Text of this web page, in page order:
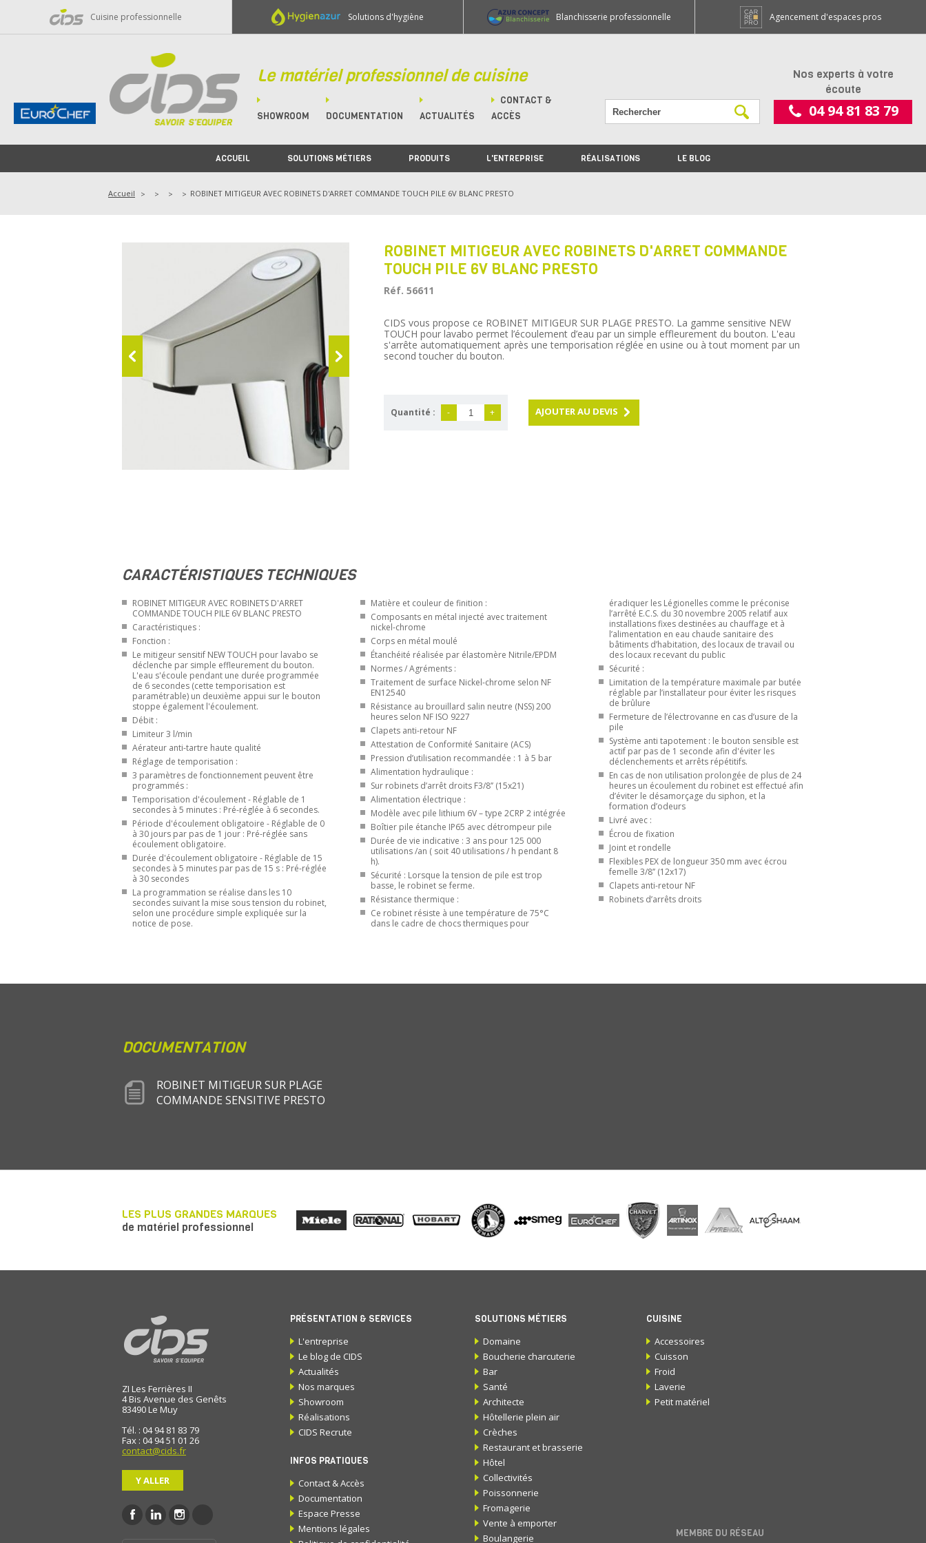
Cuisine professionnelle Solutions d'hygiène Blanchisserie professionnelle Agencement d'espaces pros
Le matériel professionnel de cuisine
SHOWROOM DOCUMENTATION ACTUALITÉS
CONTACT &
ACCÈS
Nos experts à votre
écoute
04 94 81 83 79
ACCUEIL SOLUTIONS MÉTIERS PRODUITS L'ENTREPRISE RÉALISATIONS LE BLOG
Accueil ROBINET MITIGEUR AVEC ROBINETS D'ARRET COMMANDE TOUCH PILE 6V BLANC PRESTO
ROBINET MITIGEUR AVEC ROBINETS D'ARRET COMMANDE
TOUCH PILE 6V BLANC PRESTO
Réf. 56611
CIDS vous propose ce ROBINET MITIGEUR SUR PLAGE PRESTO. La gamme sensitive NEW
TOUCH pour lavabo permet l’écoulement d’eau par un simple effleurement du bouton. L'eau
s'arrête automatiquement après une temporisation réglée en usine ou à tout moment par un
second toucher du bouton.
Quantité : - + AJOUTER AU DEVIS
CARACTÉRISTIQUES TECHNIQUES
ROBINET MITIGEUR AVEC ROBINETS D'ARRET
COMMANDE TOUCH PILE 6V BLANC PRESTO
Caractéristiques :
Fonction :
Le mitigeur sensitif NEW TOUCH pour lavabo se
déclenche par simple effleurement du bouton.
L'eau s'écoule pendant une durée programmée
de 6 secondes (cette temporisation est
paramétrable) un deuxième appui sur le bouton
stoppe également l'écoulement.
Débit :
Limiteur 3 l/min
Aérateur anti-tartre haute qualité
Réglage de temporisation :
3 paramètres de fonctionnement peuvent être
programmés :
Temporisation d'écoulement - Réglable de 1
secondes à 5 minutes : Pré-réglée à 6 secondes.
Période d'écoulement obligatoire - Réglable de 0
à 30 jours par pas de 1 jour : Pré-réglée sans
écoulement obligatoire.
Durée d'écoulement obligatoire - Réglable de 15
secondes à 5 minutes par pas de 15 s : Pré-réglée
à 30 secondes
La programmation se réalise dans les 10
secondes suivant la mise sous tension du robinet,
selon une procédure simple expliquée sur la
notice de pose.
Matière et couleur de finition :
Composants en métal injecté avec traitement
nickel-chrome
Corps en métal moulé
Étanchéité réalisée par élastomère Nitrile/EPDM
Normes / Agréments :
Traitement de surface Nickel-chrome selon NF
EN12540
Résistance au brouillard salin neutre (NSS) 200
heures selon NF ISO 9227
Clapets anti-retour NF
Attestation de Conformité Sanitaire (ACS)
Pression d’utilisation recommandée : 1 à 5 bar
Alimentation hydraulique :
Sur robinets d’arrêt droits F3/8’’ (15x21)
Alimentation électrique :
Modèle avec pile lithium 6V – type 2CRP 2 intégrée
Boîtier pile étanche IP65 avec détrompeur pile
Durée de vie indicative : 3 ans pour 125 000
utilisations /an ( soit 40 utilisations / h pendant 8
h).
Sécurité : Lorsque la tension de pile est trop
basse, le robinet se ferme.
Résistance thermique :
Ce robinet résiste à une température de 75°C
dans le cadre de chocs thermiques pour
éradiquer les Légionelles comme le préconise
l’arrêté E.C.S. du 30 novembre 2005 relatif aux
installations fixes destinées au chauffage et à
l’alimentation en eau chaude sanitaire des
bâtiments d’habitation, des locaux de travail ou
des locaux recevant du public
Sécurité :
Limitation de la température maximale par butée
réglable par l’installateur pour éviter les risques
de brûlure
Fermeture de l’électrovanne en cas d’usure de la
pile
Système anti tapotement : le bouton sensible est
actif par pas de 1 seconde afin d'éviter les
déclenchements et arrêts répétitifs.
En cas de non utilisation prolongée de plus de 24
heures un écoulement du robinet est effectué afin
d’éviter le désamorçage du siphon, et la
formation d’odeurs
Livré avec :
Écrou de fixation
Joint et rondelle
Flexibles PEX de longueur 350 mm avec écrou
femelle 3/8’’ (12x17)
Clapets anti-retour NF
Robinets d’arrêts droits
DOCUMENTATION
ROBINET MITIGEUR SUR PLAGE
COMMANDE SENSITIVE PRESTO
LES PLUS GRANDES MARQUES
de matériel professionnel
ZI Les Ferrières II
4 Bis Avenue des Genêts
83490Le Muy
Tél. : 04 94 81 83 79
Fax : 04 94 51 01 26
contact@cids.fr
Y ALLER
PRÉSENTATION & SERVICES
L'entreprise
Le blog de CIDS
Actualités
Nos marques
Showroom
Réalisations
CIDS Recrute
INFOS PRATIQUES
Contact & Accès
Documentation
Espace Presse
Mentions légales
SOLUTIONS MÉTIERS
Domaine
Boucherie charcuterie
Bar
Santé
Architecte
Hôtellerie plein air
Crèches
Restaurant et brasserie
Hôtel
Collectivités
Poissonnerie
Fromagerie
Vente à emporter
Boulangerie
CUISINE
Accessoires
Cuisson
Froid
Laverie
Petit matériel
MEMBRE DU RÉSEAU
Panneau de gestion des cookies